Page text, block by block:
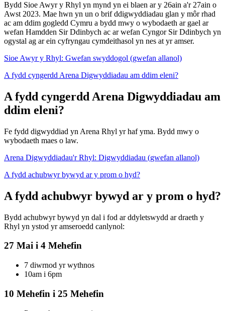
Bydd Sioe Awyr y Rhyl yn mynd yn ei blaen ar y 26ain a'r 27ain o
Awst 2023. Mae hwn yn un o brif ddigwyddiadau glan y môr rhad
ac am ddim gogledd Cymru a bydd mwy o wybodaeth ar gael ar
wefan Hamdden Sir Ddinbych ac ar wefan Cyngor Sir Ddinbych yn
ogystal ag ar ein cyfryngau cymdeithasol yn nes at yr amser.
Sioe Awyr y Rhyl: Gwefan swyddogol (gwefan allanol)
A fydd cyngerdd Arena Digwyddiadau am ddim eleni?
A fydd cyngerdd Arena Digwyddiadau am
ddim eleni?
Fe fydd digwyddiad yn Arena Rhyl yr haf yma. Bydd mwy o
wybodaeth maes o law.
Arena Digwyddiadau'r Rhyl: Digwyddiadau (gwefan allanol)
A fydd achubwyr bywyd ar y prom o hyd?
A fydd achubwyr bywyd ar y prom o hyd?
Bydd achubwyr bywyd yn dal i fod ar ddyletswydd ar draeth y
Rhyl yn ystod yr amseroedd canlynol:
27 Mai i 4 Mehefin
7 diwrnod yr wythnos
10am i 6pm
10 Mehefin i 25 Mehefin